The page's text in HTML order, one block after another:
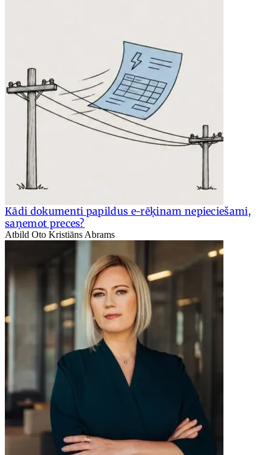
Kādi dokumenti papildus e-rēķinam nepieciešami,
saņemot preces?
Atbild Oto Kristiāns Abrams